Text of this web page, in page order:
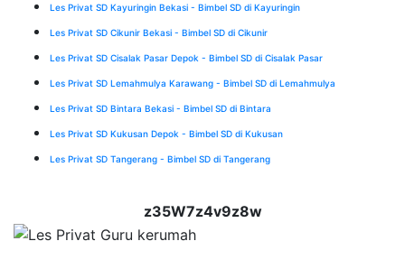
Les Privat SD Kayuringin Bekasi - Bimbel SD di Kayuringin
Les Privat SD Cikunir Bekasi - Bimbel SD di Cikunir
Les Privat SD Cisalak Pasar Depok - Bimbel SD di Cisalak Pasar
Les Privat SD Lemahmulya Karawang - Bimbel SD di Lemahmulya
Les Privat SD Bintara Bekasi - Bimbel SD di Bintara
Les Privat SD Kukusan Depok - Bimbel SD di Kukusan
Les Privat SD Tangerang - Bimbel SD di Tangerang
z35W7z4v9z8w